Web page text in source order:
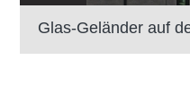
Glas-Geländer auf